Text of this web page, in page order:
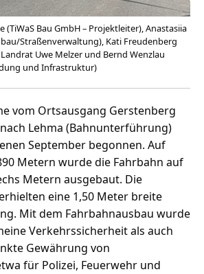
(TiWaS Bau GmbH – Projektleiter), Anastasiia
Straßenverwaltung), Kati Freudenberg
Uwe Melzer und Bernd Wenzlau
und Infrastruktur)
vom Ortsausgang Gerstenberg
Lehma (Bahnunterführung)
September begonnen. Auf
Metern wurde die Fahrbahn auf
Metern ausgebaut. Die
eine 1,50 Meter breite
Mit dem Fahrbahnausbau wurde
Verkehrssicherheit als auch
Gewährung von
für Polizei, Feuerwehr und